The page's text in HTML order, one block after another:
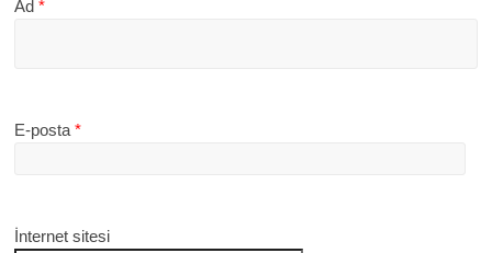
Ad*
E-posta*
İnternet sitesi